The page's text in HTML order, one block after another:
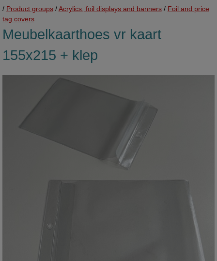
/ Product groups/Acrylics, foil displays and banners/ Foil and price
tag covers
Meubelkaarthoes vr kaart
155x215 + klep